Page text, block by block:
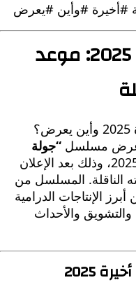
#وأين #يعرض
مسلسل جولة أخيرة 2025: موعد
مسلسل جولة أخيرة 2025 وأين يعرض؟
“جولة
الجديد لعام 2025، وذلك بعد الإعلان
المسلسل من
الدرامية
والأحداث